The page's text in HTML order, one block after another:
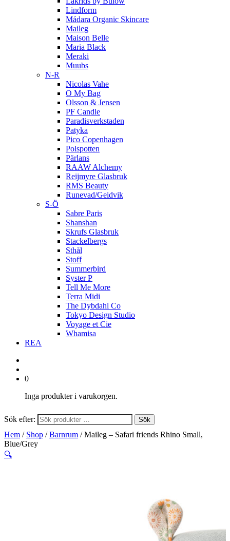
Lindform
Mádara Organic Skincare
Maileg
Maison Belle
Maria Black
Meraki
Muubs
N-R
Nicolas Vahe
O My Bag
Olsson & Jensen
PF Candle
Paradisverkstaden
Patyka
Pico Copenhagen
Polspotten
Pärlans
RAAW Alchemy
Reijmyre Glasbruk
RMS Beauty
Runevad/Geidvik
S-Ö
Sabre Paris
Shanshan
Skrufs Glasbruk
Stackelbergs
Sthål
Stoff
Summerbird
Syster P
Tell Me More
Terra Midi
The Dybdahl Co
Tokyo Design Studio
Voyage et Cie
Whamisa
REA
0
Inga produkter i varukorgen.
Sök efter: Sök
Hem / Shop /Barnrum / Maileg – Safari friends Rhino Small,
Blue/Grey
🔍